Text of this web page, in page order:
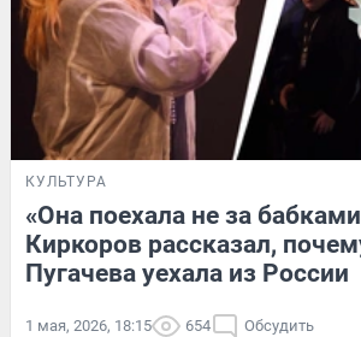
КУЛЬТУРА
«Она поехала не за
Киркоров рассказал,
Пугачева уехала из России
1 мая, 2026, 18:15 654 Обсудить